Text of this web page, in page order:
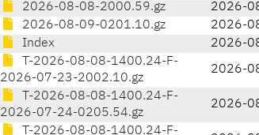
2026-08-08-2000.59.gz
2026-
2026-08-09-0201.10.gz
2026-
Index
2026-
T-2026-08-08-1400.24-F-
2026-07-23-2002.10.gz
2026-
T-2026-08-08-1400.24-F-
2026-07-24-0205.54.gz
2026-
T-2026-08-08-1400.24-F-